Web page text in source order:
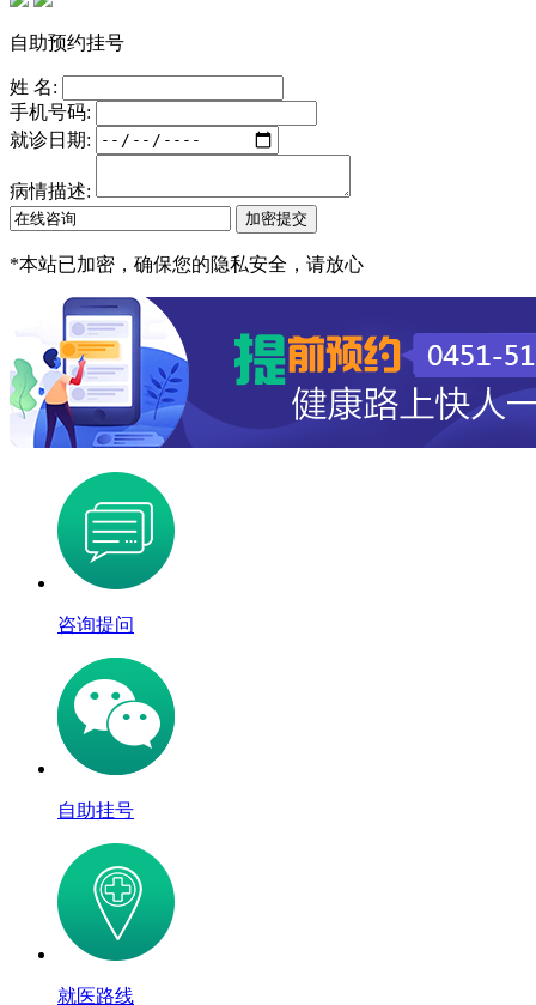
自助预约挂号
姓 名:
手机号码:
就诊日期:
病情描述:
*本站已加密，确保您的隐私安全，请放心
咨询提问
自助挂号
就医路线